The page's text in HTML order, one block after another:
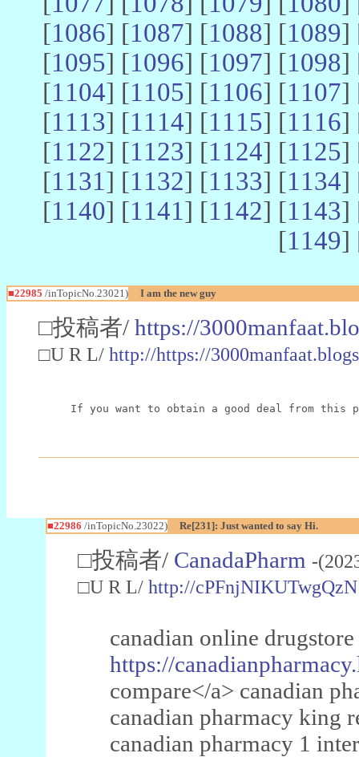
[1086] [1087] [1088] [1089]
[1095] [1096] [1097] [1098]
[1104] [1105] [1106] [1107]
[1113] [1114] [1115] [1116]
[1122] [1123] [1124] [1125]
[1131] [1132] [1133] [1134]
[1140] [1141] [1142] [1143]
[1149]
■22985 /inTopicNo.23021) I am the new guy
□投稿者/ https://
□U R L/ http://https://
If you want to obtain a good deal from this
■22986 /inTopicNo.23022) Re[231]: Just wanted to say Hi.
□投稿者/ CanadaPharm -
□U R L/ http://cPFnjNIKUTwgQzN
canadian online
https://
compare</a> canadian
canadian pharmacy king
canadian pharmacy 1